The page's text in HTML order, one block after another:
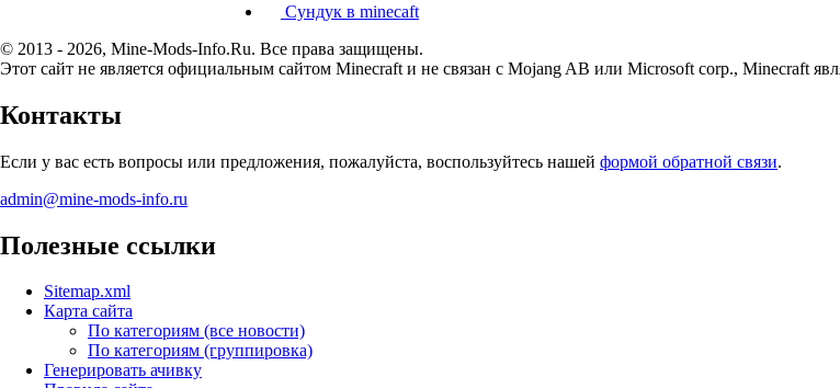
Сундук в minecaft
© 2013 - 2026, Mine-Mods-Info.Ru. Все права защищены.
Этот сайт не является официальным сайтом Minecraft и не связан с Mojang AB или Microsoft corp., Minecraft
Контакты
Если у вас есть вопросы или предложения, пожалуйста, воспользуйтесь нашей формой обратной связи.
admin@mine-mods-info.ru
Полезные ссылки
Sitemap.xml
Карта сайта
По категориям (все новости)
По категориям (группировка)
Генерировать ачивку